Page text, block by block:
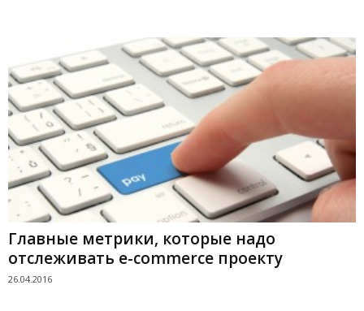
Главные метрики, которые надо
отслеживать e-commerce проекту
26.04.2016